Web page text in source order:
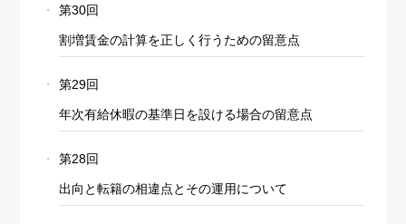
第30回
割増賃金の計算を正しく行うための留意点
第29回
年次有給休暇の基準日を設ける場合の留意点
第28回
出向と転籍の相違点とその運用について